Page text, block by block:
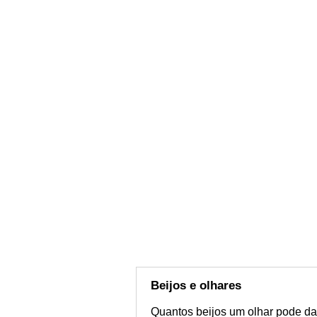
Beijos e olhares
Quantos beijos um olhar pode